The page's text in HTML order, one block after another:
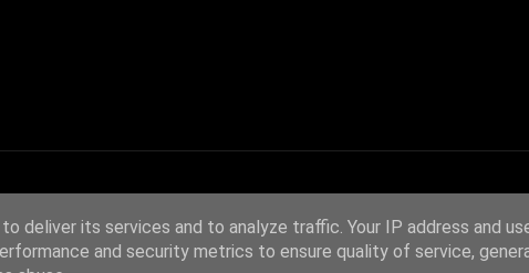
deliver its services and to analyze traffic. Your IP address and
and security metrics to ensure quality of service,